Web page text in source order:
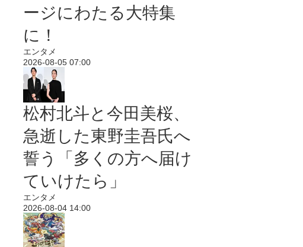
ージにわたる大特集
に！
エンタメ
2026-08-05 07:00
松村北斗と今田美桜、
急逝した東野圭吾氏へ
誓う「多くの方へ届け
ていけたら」
エンタメ
2026-08-04 14:00